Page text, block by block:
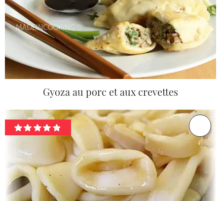
Gyoza au porc et aux crevettes